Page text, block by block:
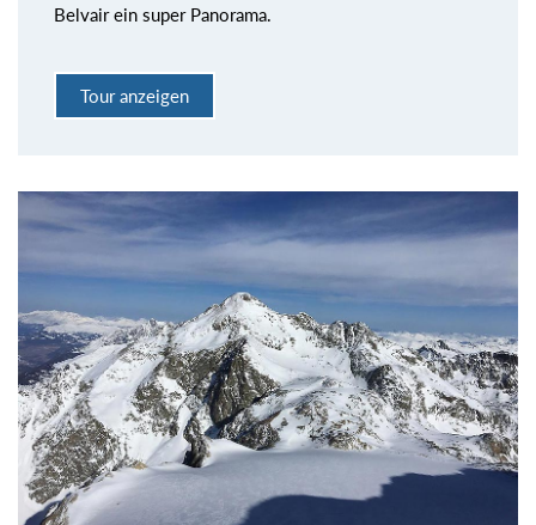
Belvair ein super Panorama.
Tour anzeigen